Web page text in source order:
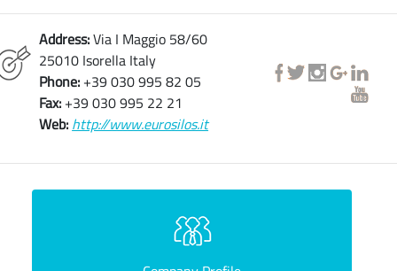
Address:Via I Maggio 58/60
25010 Isorella Italy
Phone: +39 030 995 82 05
Fax: +39 030 995 22 21
Web: http://www.eurosilos.it